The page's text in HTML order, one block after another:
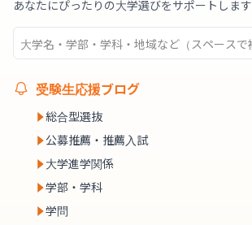
あなたにぴったりの大学選びをサポートします
受験生応援ブログ
総合型選抜
公募推薦・推薦入試
大学進学関係
学部・学科
学問